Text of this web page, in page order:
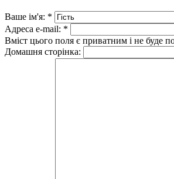
Ваше ім'я: *
Адреса e-mail: *
Вміст цього поля є приватним і не буде
Домашня сторінка: